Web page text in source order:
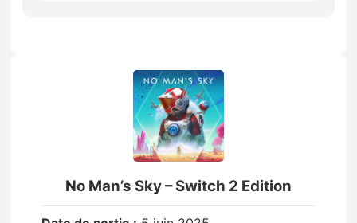
No Man’s Sky – Switch 2 Edition